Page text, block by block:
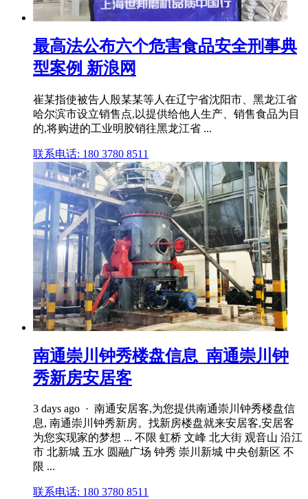
最高法公布六个危害食品安全刑事典
型案例 新浪网
崔某指使被告人殷某某等人在辽宁省沈阳市、黑龙江省
哈尔滨市设立销售点,以提供给他人生产、销售食品为目
的,将购进的工业明胶销往黑龙江省 ...
联系电话: 180 3780 8511
南通崇川钟秀楼盘信息_南通崇川钟
秀新房安居客
3 days ago · 南通安居客,为您提供南通崇川钟秀楼盘信
息, 南通崇川钟秀新房。找新房楼盘就来安居客,安居客
为您实现家的梦想 ... 不限 虹桥 文峰 北大街 观音山 沿江
市 北新城 五水 圆融广场 钟秀 崇川新城 中央创新区 不
限 ...
联系电话: 180 3780 8511